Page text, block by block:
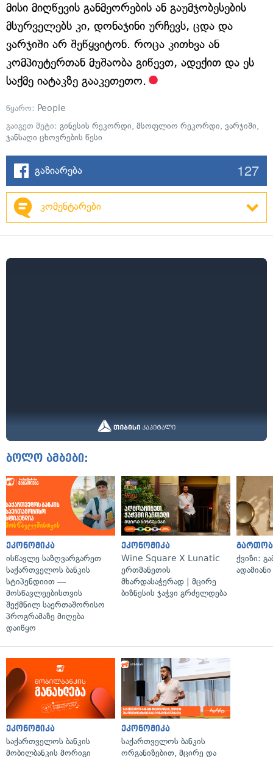
მისი მიღწევის განმეორების ან გაუმჯობესების
მსურველებს კი, დონაჯინი ურჩევს, ცდა და
ვარჯიში არ შეწყვიტონ. როცა კითხვა ან
კომპიუტერთან მუშაობა გიწევთ, ადექით და ეს
საქმე იატაკზე გააკეთეთო.
წყარო: People
გაიგეთ მეტი: გინესის რეკორდი, მსოფლიო რეკორდი, ვარჯიში,
ჯანსაღი ცხოვრების წესი
გაზიარება 127
კომენტარები
ბოლო ამბები:
ეკონომიკა
ისწავლე საზღვარგარეთ
საქართველოს ბანკის
სტიპენდიით —
მოსწავლეებისთვის
შექმნილ საერთაშორისო
პროგრამაზე მიღება
დაიწყო
ეკონომიკა
Wine Square X Lunatic
ერთმანეთის
მხარდასაჭერად | მცირე
ბიზნესის ჯაჭვი გრძელდება
ქვიზი:
ეკონომიკა
საქართველოს ბანკის
მობილბანკის მორიგი
ეკონომიკა
საქართველოს ბანკის
ორგანიზებით, მცირე და